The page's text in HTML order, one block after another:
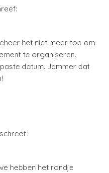
het niet meer toe om
te organiseren.
datum. Jammer dat
schreef:
hebben het rondje